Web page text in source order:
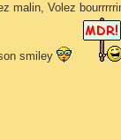
malin, Volez
smiley